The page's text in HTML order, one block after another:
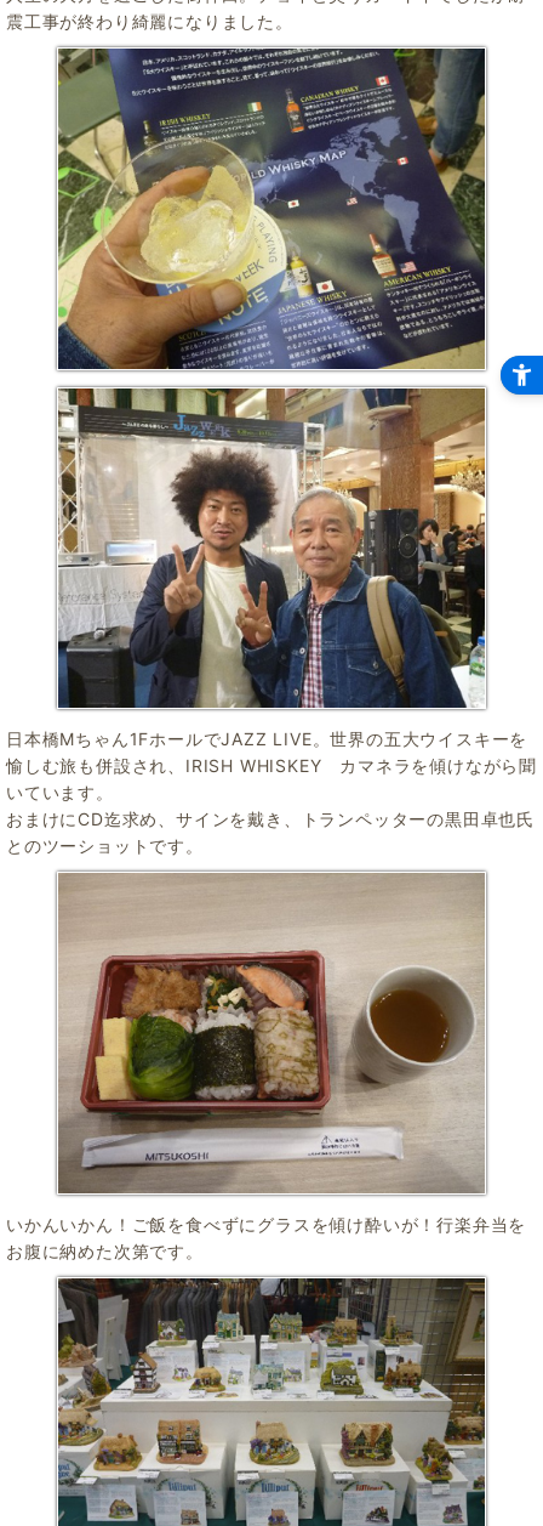
震工事が終わり綺麗になりました。
日本橋Mちゃん1FホールでJAZZ LIVE。世界の五大ウイスキーを
愉しむ旅も併設され、IRISH WHISKEY カマネラを傾けながら聞
いています。
おまけにCD迄求め、サインを戴き、トランペッターの黒田卓也氏
とのツーショットです。
いかんいかん！ご飯を食べずにグラスを傾け酔いが！行楽弁当を
お腹に納めた次第です。